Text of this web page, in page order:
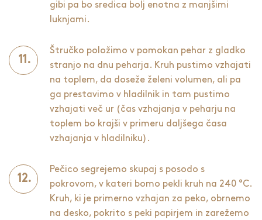
gibi pa bo sredica bolj enotna z manjšimi
luknjami.
Štručko položimo v pomokan pehar z gladko
stranjo na dnu peharja. Kruh pustimo vzhajati
na toplem, da doseže želeni volumen, ali pa
ga prestavimo v hladilnik in tam pustimo
vzhajati več ur (čas vzhajanja v peharju na
toplem bo krajši v primeru daljšega časa
vzhajanja v hladilniku).
Pečico segrejemo skupaj s posodo s
pokrovom, v kateri bomo pekli kruh na 240 °C.
Kruh, ki je primerno vzhajan za peko, obrnemo
na desko, pokrito s peki papirjem in zarežemo